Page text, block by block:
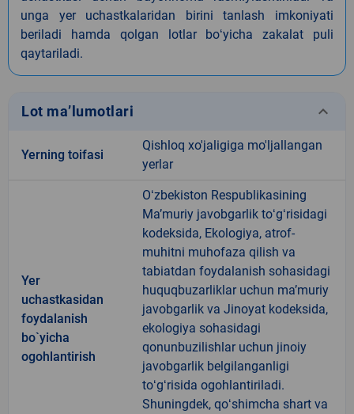
unga yer uchastkalaridan birini tanlash imkoniyati
beriladi hamda qolgan lotlar boʻyicha zakalat puli
qaytariladi.
Lot ma’lumotlari keyboard_arrow_down
Yerning toifasi
Qishloq xo'jaligiga mo'ljallangan
yerlar
Yer
uchastkasidan
foydalanish
bo`yicha
ogohlantirish
Oʻzbekiston Respublikasining
Maʼmuriy javobgarlik toʻgʻrisidagi
kodeksida, Ekologiya, atrof-
muhitni muhofaza qilish va
tabiatdan foydalanish sohasidagi
huquqbuzarliklar uchun maʼmuriy
javobgarlik va Jinoyat kodeksida,
ekologiya sohasidagi
qonunbuzilishlar uchun jinoiy
javobgarlik belgilanganligi
toʻgʻrisida ogohlantiriladi.
Shuningdek, qoʻshimcha shart va